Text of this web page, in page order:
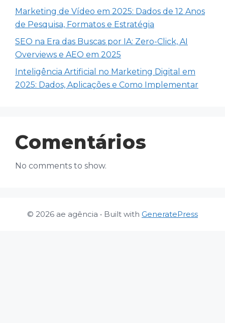
Marketing de Vídeo em 2025: Dados de 12 Anos
de Pesquisa, Formatos e Estratégia
SEO na Era das Buscas por IA: Zero-Click, AI
Overviews e AEO em 2025
Inteligência Artificial no Marketing Digital em
2025: Dados, Aplicações e Como Implementar
Comentários
No comments to show.
© 2026 ae agência • Built with GeneratePress